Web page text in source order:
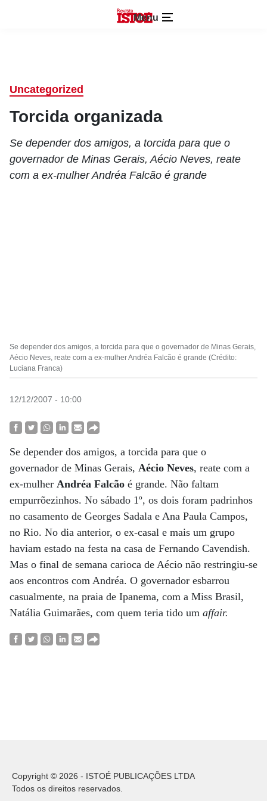
Menu
Uncategorized
Torcida organizada
Se depender dos amigos, a torcida para que o
governador de Minas Gerais, Aécio Neves, reate
com a ex-mulher Andréa Falcão é grande
Se depender dos amigos, a torcida para que o governador de Minas Gerais,
Aécio Neves, reate com a ex-mulher Andréa Falcão é grande (Crédito:
Luciana Franca)
12/12/2007 - 10:00
Se depender dos amigos, a torcida para que o
governador de Minas Gerais, Aécio Neves, reate com a
ex-mulher Andréa Falcão é grande. Não faltam
empurrõezinhos. No sábado 1º, os dois foram padrinhos
no casamento de Georges Sadala e Ana Paula Campos,
no Rio. No dia anterior, o ex-casal e mais um grupo
haviam estado na festa na casa de Fernando Cavendish.
Mas o final de semana carioca de Aécio não restringiu-se
aos encontros com Andréa. O governador esbarrou
casualmente, na praia de Ipanema, com a Miss Brasil,
Natália Guimarães, com quem teria tido um affair.
Copyright © 2026 - ISTOÉ PUBLICAÇÕES LTDA
Todos os direitos reservados.